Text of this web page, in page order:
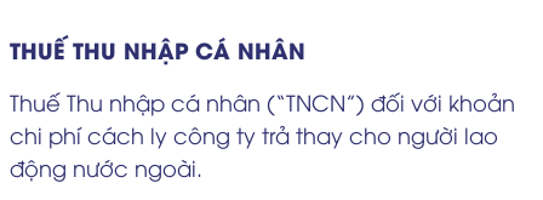
THUẾ THU NHẬP CÁ NHÂN
Thuế Thu nhập cá nhân (“TNCN”) đối với khoản
chi phí cách ly công ty trả thay cho người lao
động nước ngoài.